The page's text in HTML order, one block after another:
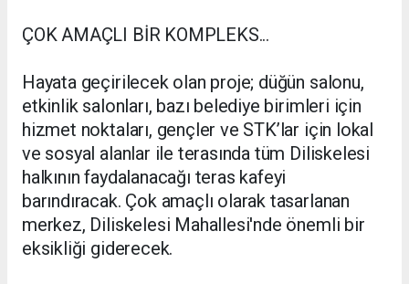
ÇOK AMAÇLI BİR KOMPLEKS...
Hayata geçirilecek olan proje; düğün salonu,
etkinlik salonları, bazı belediye birimleri için
hizmet noktaları, gençler ve STK’lar için lokal
ve sosyal alanlar ile terasında tüm Diliskelesi
halkının faydalanacağı teras kafeyi
barındıracak. Çok amaçlı olarak tasarlanan
merkez, Diliskelesi Mahallesi'nde önemli bir
eksikliği giderecek.